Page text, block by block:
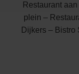
Restaurant aan
plein –
Dijkers – Bistro